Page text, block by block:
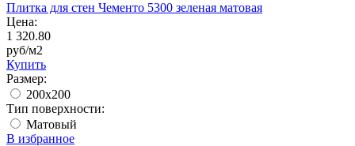
Плитка для стен Чементо 5300 зеленая матовая
Цена:
1 320.80
руб/м2
Купить
Размер:
200x200
Тип поверхности:
Матовый
В избранное